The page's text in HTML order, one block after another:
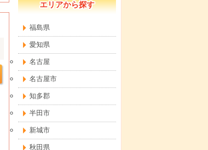
エリアから探す
福島県
愛知県
名古屋
名古屋市
知多郡
半田市
新城市
秋田県